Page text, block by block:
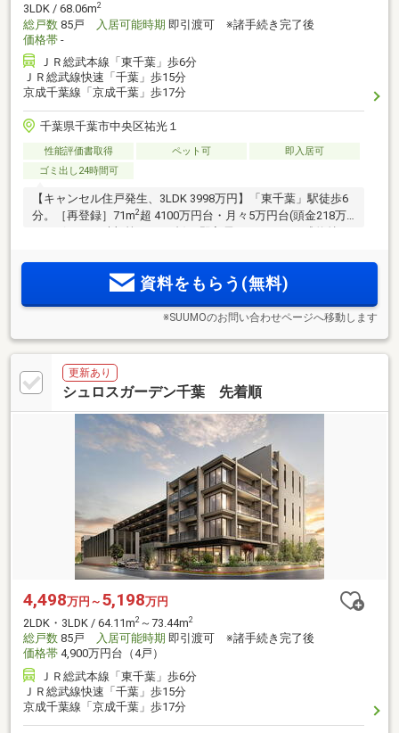
3LDK / 68.06m2
総戸数 85戸 入居可能時期 即引渡可 ※諸手続き完了後
価格帯 -
ＪＲ総武本線「東千葉」歩6分
ＪＲ総武線快速「千葉」歩15分
京成千葉線「京成千葉」歩17分
千葉県千葉市中央区祐光１
性能評価書取得 ペット可
即入居可
ゴミ出し24時間可
【キャンセル住戸発生、3LDK 3998万円】「東千葉」駅徒歩6
分。［再登録］71m2超 4100万円台・月々5万円台(頭金218万
能！
資料をもらう(無料)
※SUUMOのお問い合わせページへ移動します
更新あり
シュロスガーデン千葉 先着順
4,498万円～ 5,198万円
2LDK・3LDK / 64.11m2 ～73.44m2
総戸数 85戸 入居可能時期 即引渡可 ※諸手続き完了後
価格帯 4,900万円台（4戸）
ＪＲ総武本線「東千葉」歩6分
ＪＲ総武線快速「千葉」歩15分
京成千葉線「京成千葉」歩17分